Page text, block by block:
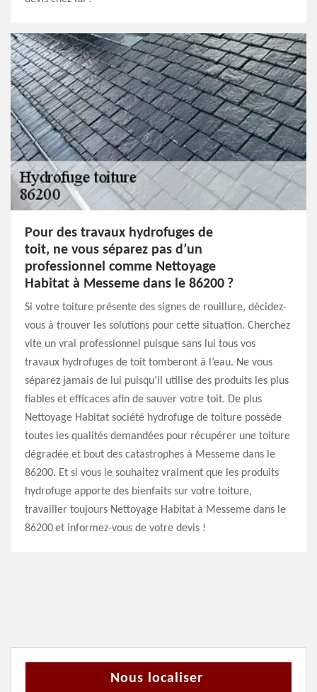
Pour des travaux hydrofuges de
toit, ne vous séparez pas d’un
professionnel comme Nettoyage
Habitat à Messeme dans le 86200 ?
Si votre toiture présente des signes de rouillure, décidez-
vous à trouver les solutions pour cette situation. Cherchez
vite un vrai professionnel puisque sans lui tous vos
travaux hydrofuges de toit tomberont à l’eau. Ne vous
séparez jamais de lui puisqu’il utilise des produits les plus
fiables et efficaces afin de sauver votre toit. De plus
Nettoyage Habitat société hydrofuge de toiture possède
toutes les qualités demandées pour récupérer une toiture
dégradée et bout des catastrophes à Messeme dans le
86200. Et si vous le souhaitez vraiment que les produits
hydrofuge apporte des bienfaits sur votre toiture,
travailler toujours Nettoyage Habitat à Messeme dans le
86200 et informez-vous de votre devis !
Nous localiser